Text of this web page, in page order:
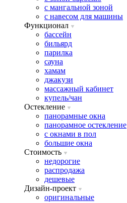
с мангальной зоной
с навесом для машины
Функционал
бассейн
бильярд
парилка
сауна
хамам
джакузи
массажный кабинет
купель/чан
Остекление
панорамные окна
панорамное остекление
с окнами в пол
большие окна
Стоимость
недорогие
распродажа
дешевые
Дизайн-проект
оригинальные